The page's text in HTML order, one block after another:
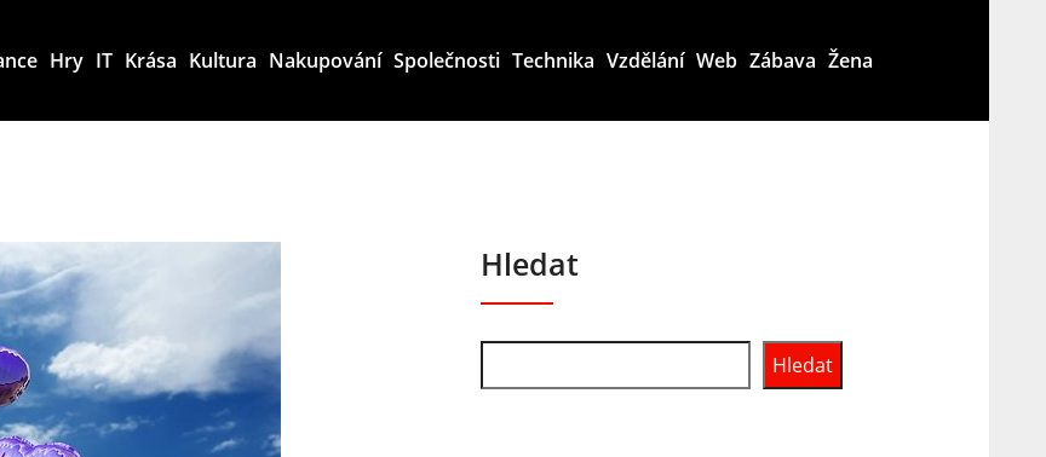
Hry IT Krása Kultura Nakupování Společnosti Technika Vzdělání Web Zábava Žena
Hledat
Hledat